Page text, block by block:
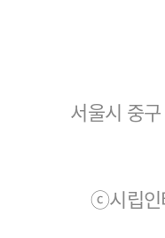
서울시 중
ⓒ시립인